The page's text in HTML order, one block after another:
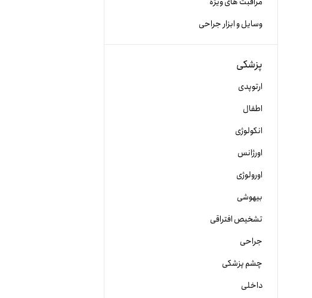
وسایل و ابزار جراحی
پزشکی
ارتوپدی
اطفال
انکولوژی
اورژانس
اورولوژی
بیهوشی
تشخیص افتراقی
جراحی
چشم پزشکی
داخلی